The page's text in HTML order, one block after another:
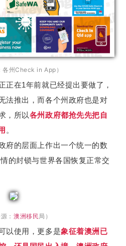
各州Check in App）
正在1年前就已经提出要做了，
法推出，而各个州政府也是对
，所以各州政府都抢先先把自
。
府的层面上作出一个统一的数
的封锁与世界各国恢复正常交
： 澳洲移民局）
以使用，更多是象征着澳洲已